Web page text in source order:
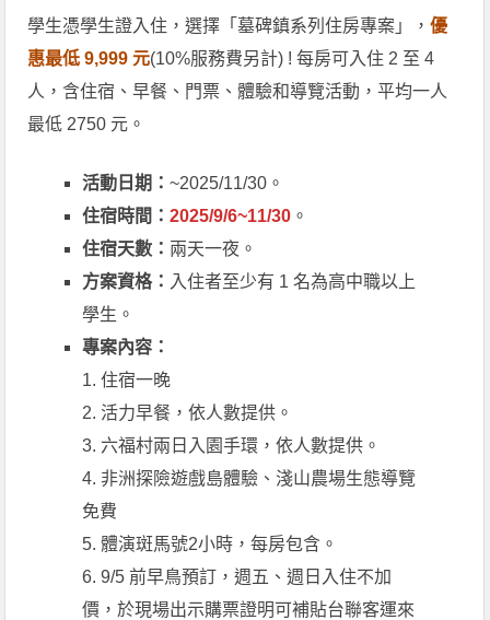
學生憑學生證入住，選擇「墓碑鎮系列住房專案」，優
惠最低 9,999 元(10%服務費另計) ! 每房可入住 2 至 4
人，含住宿、早餐、門票、體驗和導覽活動，平均一人
最低 2750 元。
活動日期：~2025/11/30。
住宿時間：2025/9/6~11/30 。
住宿天數： 兩天一夜。
方案資格： 入住者至少有 1 名為高中職以上
學生。
專案內容：
1. 住宿一晚
2. 活力早餐，依人數提供。
3. 六福村兩日入園手環，依人數提供。
4. 非洲探險遊戲島體驗、淺山農場生態導覽
免費
5. 體演斑馬號2小時，每房包含。
6. 9/5 前早鳥預訂，週五、週日入住不加
價，於現場出示購票證明可補貼台聯客運來